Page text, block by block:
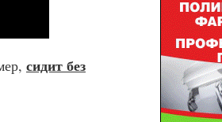
сидит без